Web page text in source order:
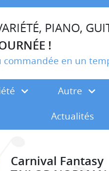
PIANO,
!
en un
Autre
Actualités
Carnival Fantasy